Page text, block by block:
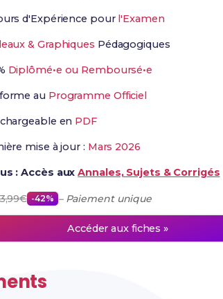
d'Expérience pour l'Examen
& Graphiques Pédagogiques
Diplômé•e ou Remboursé•e
au Programme Officiel
en PDF
mise à jour : Mars 2026
: Accès auxAnnales, Sujets & Corrigés
-42% – Paiement unique
Accéder aux fiches »